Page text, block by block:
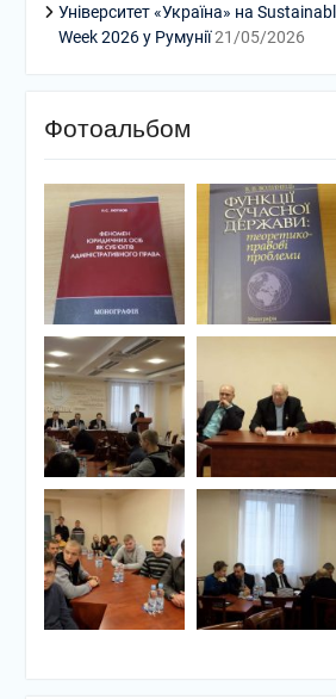
Університет «Україна» на
Week 2026 у Румунії 21/05/2026
Фотоальбом